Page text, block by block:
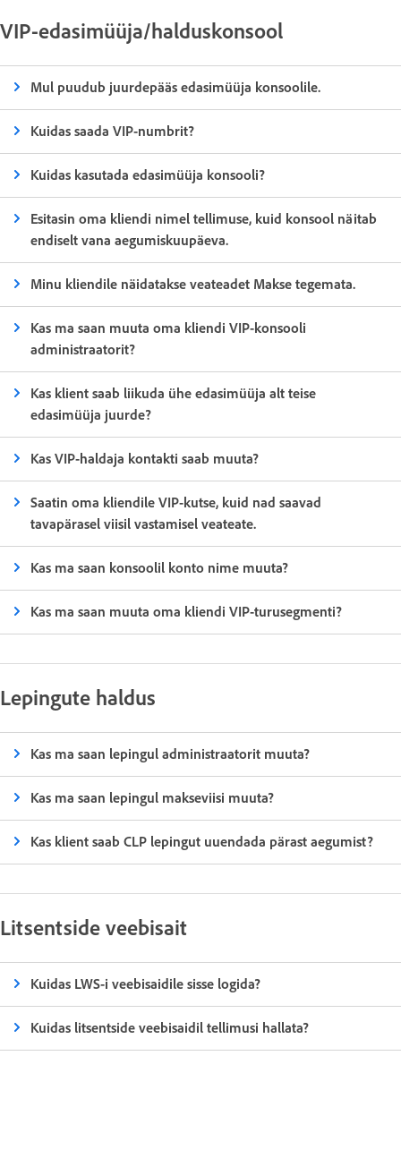
VIP-edasimüüja/halduskonsool
Mul puudub juurdepääs edasimüüja konsoolile.
Kuidas saada VIP-numbrit?
Kuidas kasutada edasimüüja konsooli?
Esitasin oma kliendi nimel tellimuse, kuid konsool näitab
endiselt vana aegumiskuupäeva.
Minu kliendile näidatakse veateadet Makse tegemata.
Kas ma saan muuta oma kliendi VIP-konsooli
administraatorit?
Kas klient saab liikuda ühe edasimüüja alt teise
edasimüüja juurde?
Kas VIP-haldaja kontakti saab muuta?
Saatin oma kliendile VIP-kutse, kuid nad saavad
tavapärasel viisil vastamisel veateate.
Kas ma saan konsoolil konto nime muuta?
Kas ma saan muuta oma kliendi VIP-turusegmenti?
Lepingute haldus
Kas ma saan lepingul administraatorit muuta?
Kas ma saan lepingul makseviisi muuta?
Kas klient saab CLP lepingut uuendada pärast aegumist?
Litsentside veebisait
Kuidas LWS-i veebisaidile sisse logida?
Kuidas litsentside veebisaidil tellimusi hallata?